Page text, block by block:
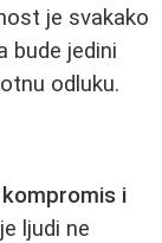
je svakako
bude jedini
odluku.
kompromis i
ljudi ne